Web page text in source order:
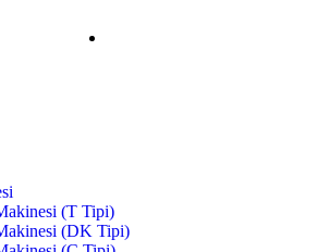
(T Tipi)
(DK Tipi)